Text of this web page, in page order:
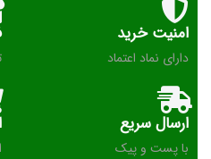
امنیت خرید
دارای نماد اعتماد
ارسال سریع
با پست و پیک